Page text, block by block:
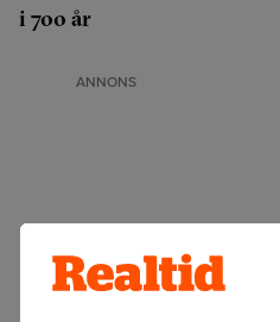
i 700 år
ANNONS